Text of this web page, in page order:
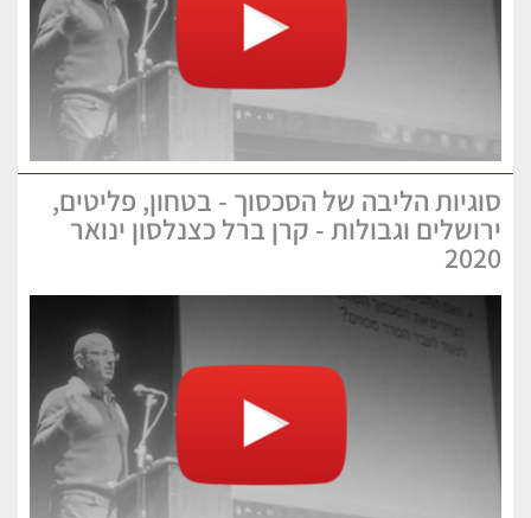
סוגיות הליבה של הסכסוך - בטחון, פליטים,
ירושלים וגבולות - קרן ברל כצנלסון ינואר
2020